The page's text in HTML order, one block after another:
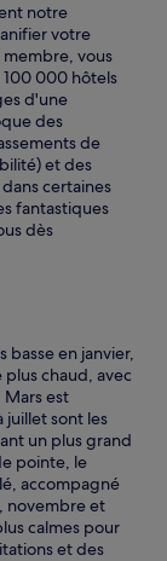
notre
votre
membre, vous
100 000 hôtels
d'une
des
de
et des
certaines
fantastiques
dès
basse en janvier,
plus chaud, avec
Mars est
juillet sont les
un plus grand
pointe, le
accompagné
novembre et
calmes pour
et des